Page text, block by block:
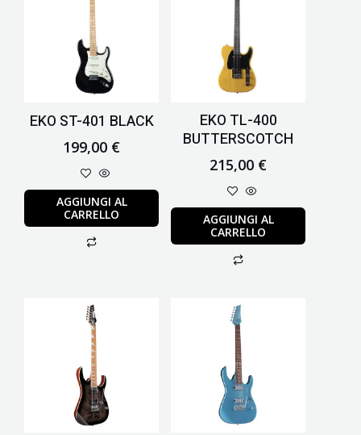
EKO ST-401 BLACK
199,00 €
AGGIUNGI AL
CARRELLO
EKO TL-400
BUTTERSCOTCH
215,00 €
AGGIUNGI AL
CARRELLO